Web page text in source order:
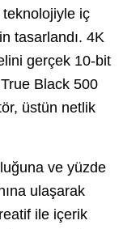
iç
tasarlandı. 4K
gerçek 10-bit
Black 500
üstün netlik
ve yüzde
ulaşarak
ile içerik